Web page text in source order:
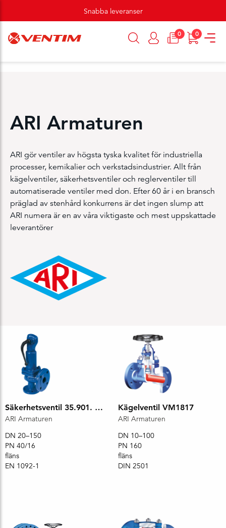
Snabba leveranser
0 0
ARI Armaturen
ARI gör ventiler av högsta tyska kvalitet för industriella
processer, kemikalier och verkstadsindustrier. Allt från
kägelventiler, säkerhetsventiler och reglerventiler till
automatiserade ventiler med don. Efter 60 år i en bransch
präglad av stenhård konkurrens är det ingen slump att
ARI numera är en av våra viktigaste och mest uppskattade
leverantörer
Säkerhetsventil 35.901. DN40x65 PN40
ARI Armaturen
DN 20–150
PN 40/16
fläns
EN 1092-1
Kägelventil VM1817
ARI Armaturen
DN 10–100
PN 160
fläns
DIN 2501